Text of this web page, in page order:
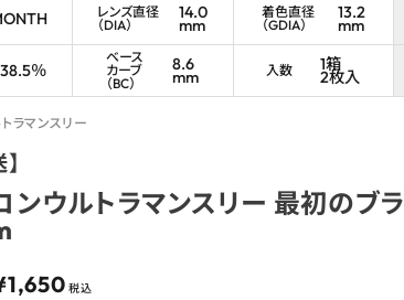
レンズ直径
（DIA）
14.0
mm
着色直径
（GDIA）
13.2
mm
38.5％
ベース
カーブ
（BC）
8.6
mm 入数 1箱
2枚入
ラマンスリー
ンウルトラマンスリー 最初のブ
1,650 税込